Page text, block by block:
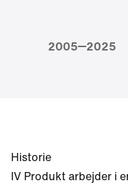
2005 2025
Historie
IV Produkt arbejder i